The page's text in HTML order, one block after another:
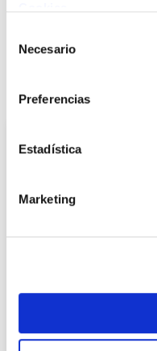
Necesario
Preferencias
Estadística
Marketing
También te puede interesar